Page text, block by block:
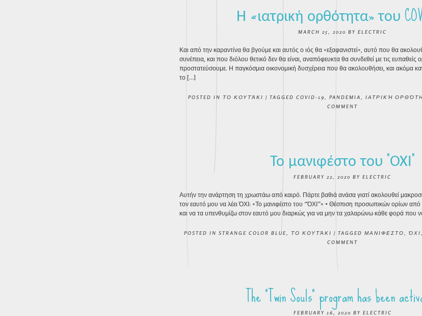
Η «ιατρική ορθότητα» του
MARCH 25, 2020 BY ELECTRIC
Και από την καραντίνα θα βγούμε και αυτός ο ιός θα «εξαφανιστεί», αυτό που θα
συνέπεια, και που διόλου θετικό δεν θα είναι, αναπόφευκτα θα συνδεθεί με τις
προστατεύσουμε. Η παγκόσμια οικονομική δυσχέρεια που θα ακολουθήσει, και ακόμα
το […]
POSTED IN ΤΟ ΚΟΥΤΆΚΙ | TAGGED COVID-19 PANDEMIA ΙΑΤΡΙΚΉ
COMMENT
Το μανιφέστο του “ΌΧΙ”
FEBRUARY 22, 2020 BY ELECTRIC
Αυτήν την ανάρτηση τη χρωστάω από καιρό. Πάρτε βαθιά ανάσα γιατί ακολουθεί
τον εαυτό μου να λέει ΌΧΙ: «Το μανιφέστο του “ΌΧΙ”» • Θέσπιση προσωπικών ορίων από
και να τα υπενθυμίζω στον εαυτό μου διαρκώς για να μην τα χαλαρώνω κάθε φορά που
POSTED IN STRANGE COLOR BLUE ΤΟ ΚΟΥΤΆΚΙ | TAGGED ΜΑΝΙΦΕΣΤΟ ΌΧΙ
COMMENT
The “Twin Souls” program has been
FEBRUARY 16, 2020 BY ELECTRIC